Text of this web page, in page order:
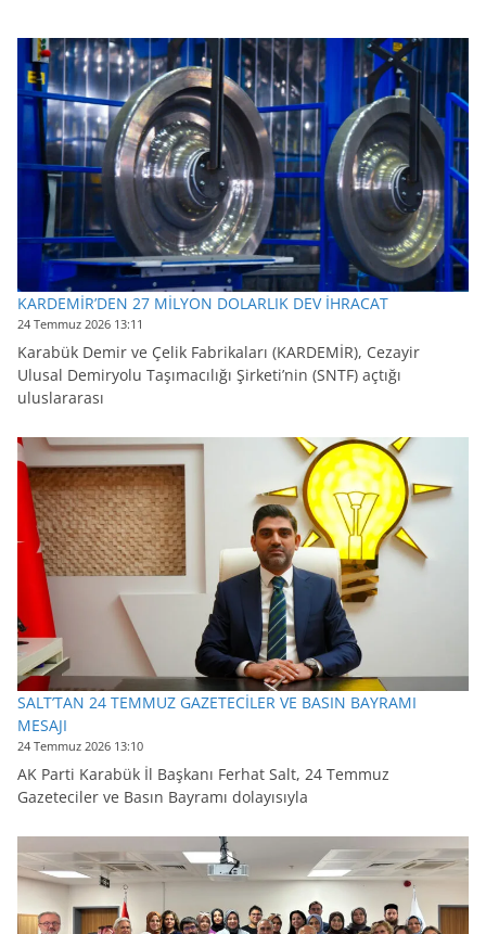
KARDEMİR’DEN 27 MİLYON DOLARLIK DEV İHRACAT
24 Temmuz 2026 13:11
Karabük Demir ve Çelik Fabrikaları (KARDEMİR), Cezayir
Ulusal Demiryolu Taşımacılığı Şirketi’nin (SNTF) açtığı
uluslararası
SALT’TAN 24 TEMMUZ GAZETECİLER VE BASIN BAYRAMI
MESAJI
24 Temmuz 2026 13:10
AK Parti Karabük İl Başkanı Ferhat Salt, 24 Temmuz
Gazeteciler ve Basın Bayramı dolayısıyla